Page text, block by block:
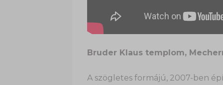
Bruder Klaus templom,
A szögletes formájú, 2007-ben